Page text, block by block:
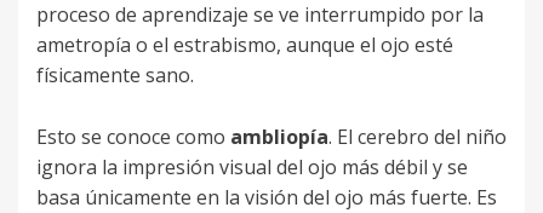
proceso de aprendizaje se ve interrumpido por la
ametropía o el estrabismo, aunque el ojo esté
físicamente sano.
Esto se conoce como ambliopía. El cerebro del niño
ignora la impresión visual del ojo más débil y se
basa únicamente en la visión del ojo más fuerte. Es